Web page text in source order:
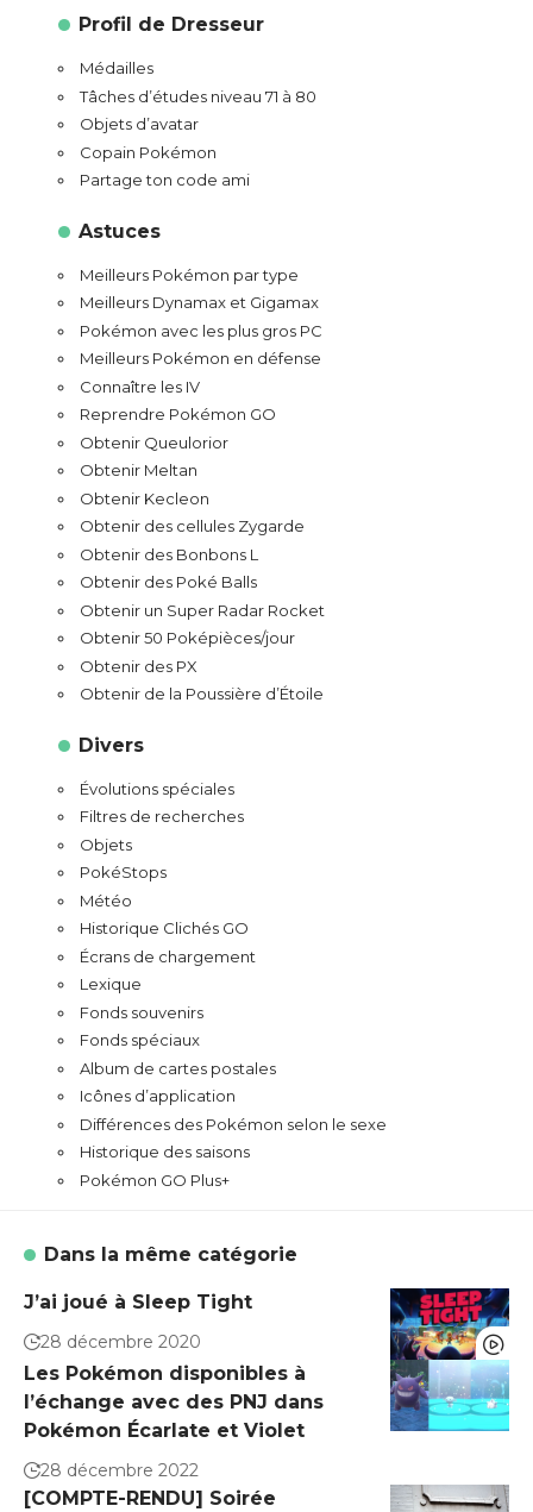
Profil de Dresseur
Médailles
Tâches d’études niveau 71 à 80
Objets d’avatar
Copain Pokémon
Partage ton code ami
Astuces
Meilleurs Pokémon par type
Meilleurs Dynamax et Gigamax
Pokémon avec les plus gros PC
Meilleurs Pokémon en défense
Connaître les IV
Reprendre Pokémon GO
Obtenir Queulorior
Obtenir Meltan
Obtenir Kecleon
Obtenir des cellules Zygarde
Obtenir des Bonbons L
Obtenir des Poké Balls
Obtenir un Super Radar Rocket
Obtenir 50 Poképièces/jour
Obtenir des PX
Obtenir de la Poussière d’Étoile
Divers
Évolutions spéciales
Filtres de recherches
Objets
PokéStops
Météo
Historique Clichés GO
Écrans de chargement
Lexique
Fonds souvenirs
Fonds spéciaux
Album de cartes postales
Icônes d’application
Différences des Pokémon selon le sexe
Historique des saisons
Pokémon GO Plus+
Dans la même catégorie
J’ai joué à Sleep Tight
28 décembre 2020
Les Pokémon disponibles à
l’échange avec des PNJ dans
Pokémon Écarlate et Violet
28 décembre 2022
[COMPTE-RENDU] Soirée